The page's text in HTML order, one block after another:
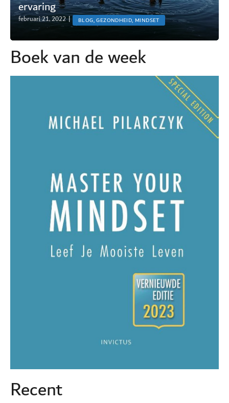
ervaring
februari 21, 2022 | BLOG, GEZONDHEID, MINDSET
Boek van de week
Recent